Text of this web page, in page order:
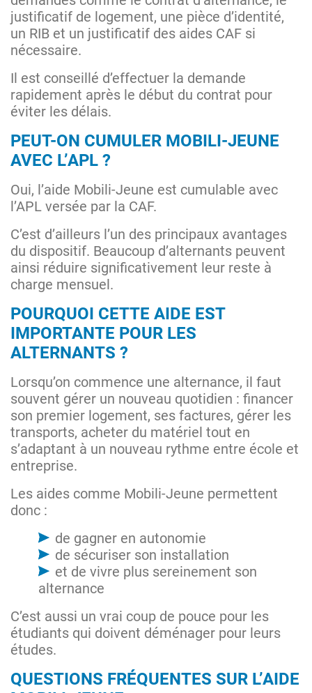
justificatif de logement, une pièce d’identité,
un RIB et un justificatif des aides CAF si
nécessaire.
Il est conseillé d’effectuer la demande
rapidement après le début du contrat pour
éviter les délais.
PEUT-ON CUMULER MOBILI-JEUNE
AVEC L’APL ?
Oui, l’aide Mobili-Jeune est cumulable avec
l’APL versée par la CAF.
C’est d’ailleurs l’un des principaux avantages
du dispositif. Beaucoup d’alternants peuvent
ainsi réduire significativement leur reste à
charge mensuel.
POURQUOI CETTE AIDE EST
IMPORTANTE POUR LES
ALTERNANTS ?
Lorsqu’on commence une alternance, il faut
souvent gérer un nouveau quotidien : financer
son premier logement, ses factures, gérer les
transports, acheter du matériel tout en
s’adaptant à un nouveau rythme entre école et
entreprise.
Les aides comme Mobili-Jeune permettent
donc :
de gagner en autonomie
de sécuriser son installation
et de vivre plus sereinement son
alternance
C’est aussi un vrai coup de pouce pour les
étudiants qui doivent déménager pour leurs
études.
QUESTIONS FRÉQUENTES SUR L’AIDE